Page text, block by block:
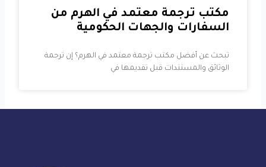
مكتب ترجمة معتمد في الهرم من
السفارات والجهات الحكومية
تبحث عن أفضل مكتب ترجمة معتمد في الهرم؟ إن ترجمة
الوثائق والمستندات قبل تقديمها في